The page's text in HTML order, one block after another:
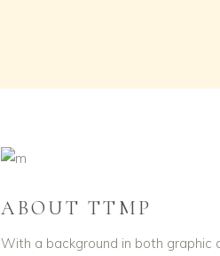
ABOUT TTMP
With a background in both graphic